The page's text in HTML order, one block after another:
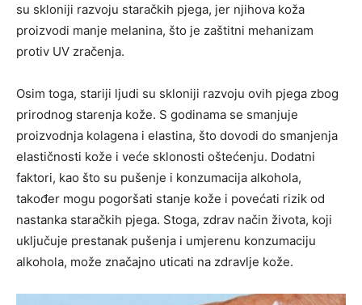
su skloniji razvoju staračkih pjega, jer njihova koža
proizvodi manje melanina, što je zaštitni mehanizam
protiv UV zračenja.
Osim toga, stariji ljudi su skloniji razvoju ovih pjega zbog
prirodnog starenja kože. S godinama se smanjuje
proizvodnja kolagena i elastina, što dovodi do smanjenja
elastičnosti kože i veće sklonosti oštećenju. Dodatni
faktori, kao što su pušenje i konzumacija alkohola,
također mogu pogoršati stanje kože i povećati rizik od
nastanka staračkih pjega. Stoga, zdrav način života, koji
uključuje prestanak pušenja i umjerenu konzumaciju
alkohola, može značajno uticati na zdravlje kože.